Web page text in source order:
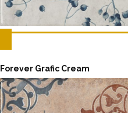
Forever Grafic Cream